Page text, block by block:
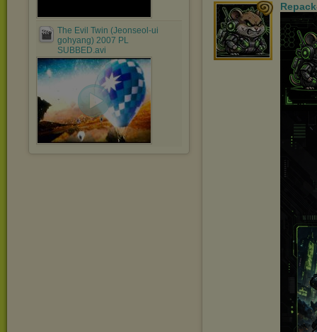
The Evil Twin (Jeonseol-ui
gohyang) 2007 PL
SUBBED.avi